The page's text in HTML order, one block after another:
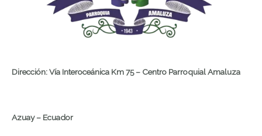
Dirección: Vía Interoceánica Km 75 – Centro Parroquial Amaluza
Azuay – Ecuador